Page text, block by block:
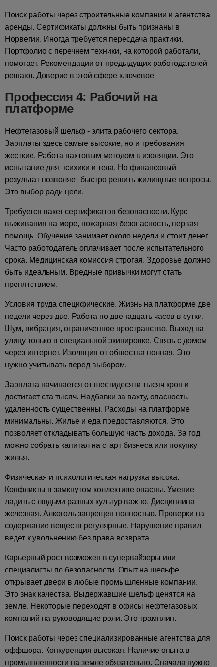
Поиск работы через строительные компании и агентства
аренды. Сертификаты должны быть признаны в
Норвегии. Иногда требуется пересдача практики.
Портфолио с перечнем техники, на которой работали,
помогает. Рекомендации от предыдущих работодателей
решают. Доверие в этой сфере ключевое.
Профессия 4: Рабочий на
платформе
Нефтегазовый шельф - элита рабочего сектора.
Зарплаты здесь самые высокие, но и требования
жесткие. Работа вахтовым методом в изоляции. Это
испытание для психики и тела. Но финансовый
результат позволяет быстро решить жилищные вопросы.
Это выбор ради цели.
Требуется пакет сертификатов безопасности. Курс
выживания на море, пожарная безопасность, первая
помощь. Обучение занимает около недели и стоит денег.
Часто работодатель оплачивает после испытательного
срока. Медицинская комиссия строгая. Здоровье должно
быть идеальным. Вредные привычки могут стать
препятствием.
Условия труда специфические. Жизнь на платформе две
недели через две. Работа по двенадцать часов в сутки.
Шум, вибрация, ограниченное пространство. Выход на
улицу только в специальной экипировке. Связь с домом
через интернет. Изоляция от общества полная. Это
нужно учитывать перед выбором.
Зарплата начинается от шестидесяти тысяч крон и
достигает ста тысяч. Надбавки за вахту, опасность,
удаленность существенны. Расходы на платформе
минимальны. Жилье и еда предоставляются. Это
позволяет откладывать большую часть дохода. За год
можно собрать капитал на старт бизнеса или покупку
жилья.
Физическая и психологическая нагрузка высока.
Конфликты в замкнутом коллективе опасны. Умение
ладить с людьми разных культур важно. Дисциплина
железная. Алкоголь запрещен полностью. Проверки на
содержание веществ регулярные. Нарушение правил
ведет к увольнению без права возврата.
Карьерный рост возможен в супервайзеры или
специалисты по безопасности. Опыт на шельфе
открывает двери в любые промышленные компании.
Это знак качества. Выдержавшие шельф ценятся на
земле. Некоторые переходят в офисы нефтегазовых
компаний на руководящие роли. Это трамплин.
Поиск работы через специализированные агентства для
оффшора. Конкуренция высокая. Наличие опыта в
промышленности на земле обязательно. Сначала нужно